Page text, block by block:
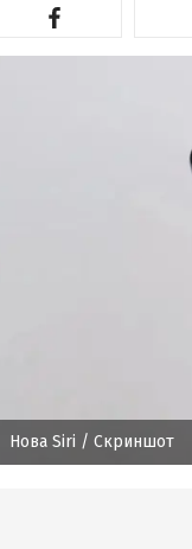
Нова Siri / Скриншот